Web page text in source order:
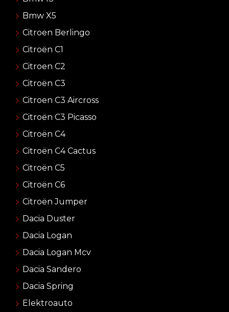
Bmw X5
Citroen Berlingo
Citroën C1
Citroen C2
Citroën C3
Citroen C3 Aircross
Citroën C3 Picasso
Citroën C4
Citroën C4 Cactus
Citroën C5
Citroën C6
Citroën Jumper
Dacia Duster
Dacia Logan
Dacia Logan Mcv
Dacia Sandero
Dacia Spring
Elektroauto